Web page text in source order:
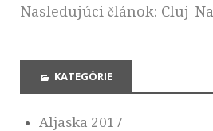
Nasledujúci článok: Cluj-
KATEGÓRIE
Aljaska 2017